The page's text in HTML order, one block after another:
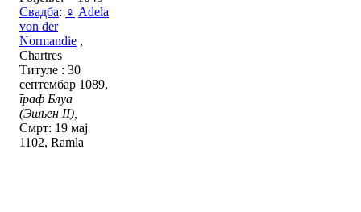
Свадба: ♀ Adela
von der
Normandie ,
Chartres
Титуле : 30
септембар 1089,
граф Блуа
(Этьен II),
Смрт: 19 мај
1102, Ramla